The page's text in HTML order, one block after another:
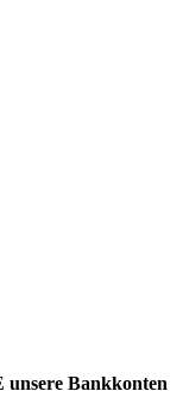
Bankkonten